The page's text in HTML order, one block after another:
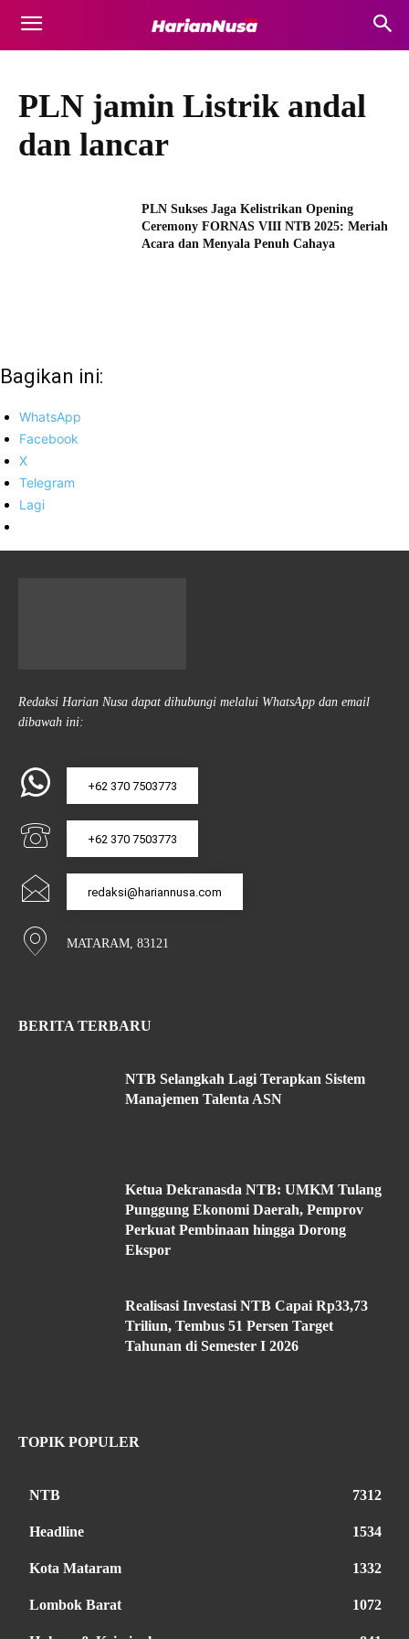
PLN jamin Listrik andal
dan lancar
PLN Sukses Jaga Kelistrikan Opening
Ceremony FORNAS VIII NTB 2025: Meriah
Acara dan Menyala Penuh Cahaya
Bagikan ini:
WhatsApp
Facebook
X
Telegram
Lagi
Redaksi Harian Nusa dapat dihubungi melalui WhatsApp dan email
dibawah ini:
+62 370 7503773
+62 370 7503773
redaksi@hariannusa.com
MATARAM, 83121
BERITA TERBARU
NTB Selangkah Lagi Terapkan Sistem
Manajemen Talenta ASN
Ketua Dekranasda NTB: UMKM Tulang
Punggung Ekonomi Daerah, Pemprov
Perkuat Pembinaan hingga Dorong
Ekspor
Realisasi Investasi NTB Capai Rp33,73
Triliun, Tembus 51 Persen Target
Tahunan di Semester I 2026
TOPIK POPULER
NTB 7312
Headline 1534
Kota Mataram 1332
Lombok Barat 1072